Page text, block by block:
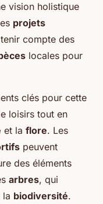
vision holistique
projets
compte des
locales pour
clés pour cette
loisirs tout en
et la flore. Les
peuvent
des éléments
arbres, qui
la biodiversité.